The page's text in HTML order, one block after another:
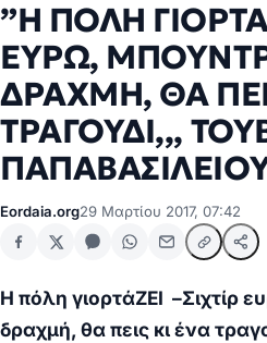
”Η ΠΟΛΗ
ΕΥΡΩ,
ΔΡΑΧΜΗ, ΘΑ
ΤΡΑΓΟΥΔΙ,,,
Eordaia.org29 Μαρτίου 2017, 07:42
Η πόλη γιορτάΖΕΙ –Σιχτίρ
δραχμή, θα πεις κι ένα